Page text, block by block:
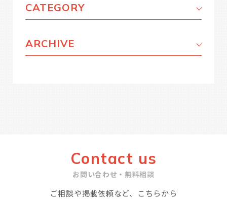
CATEGORY
ARCHIVE
Contact us
お問い合わせ・無料相談
ご相談や掲載依頼など、こちらから